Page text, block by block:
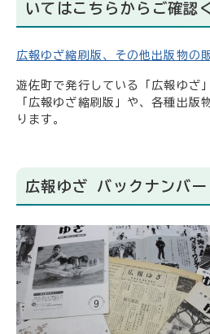
いてはこちらからご確認
広報ゆざ縮刷版、その他出版物の
遊佐町で発行している「広報ゆざ
「広報ゆざ縮刷版」や、各種出版
ります。
広報ゆざ バックナンバー